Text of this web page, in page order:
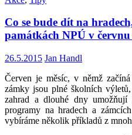
Co se bude dít na
památkách NPÚ v červnu
26.5.2015 Jan Handl
Červen je měsíc, v němž
zámky jsou plné školních
zahrad a dlouhé dny
programy na hradech a
vybíráme několik příkladů z